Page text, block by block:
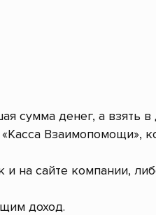
сумма денег, а
Взаимопомощи»,
на сайте компании,
доход.